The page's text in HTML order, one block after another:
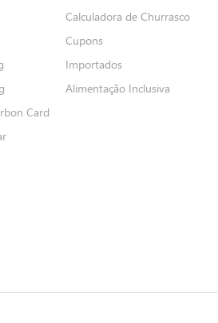
Card
Calculadora de Churrasco
Cupons
Importados
Alimentação Inclusiva